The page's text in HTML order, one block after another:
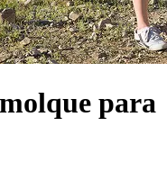
para